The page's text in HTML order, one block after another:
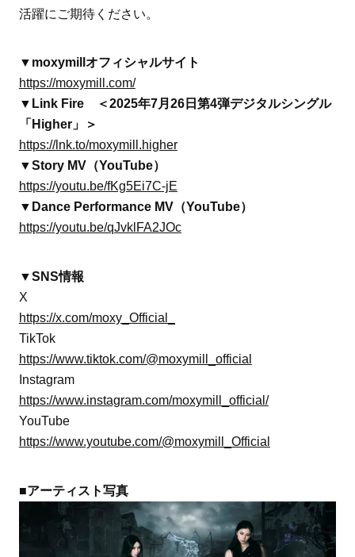
活躍にご期待ください。
▼moxymillオフィシャルサイト
https://moxymill.com/
▼Link Fire ＜2025年7月26日第4弾デジタルシングル
「Higher」＞
https://lnk.to/moxymill.higher
▼Story MV（YouTube）
https://youtu.be/fKg5Ei7C-jE
▼Dance Performance MV（YouTube）
https://youtu.be/qJvklFA2JOc
▼SNS情報
X
https://x.com/moxy_Official_
TikTok
https://www.tiktok.com/@moxymill_official
Instagram
https://www.instagram.com/moxymill_official/
YouTube
https://www.youtube.com/@moxymill_Official
■アーティスト写真